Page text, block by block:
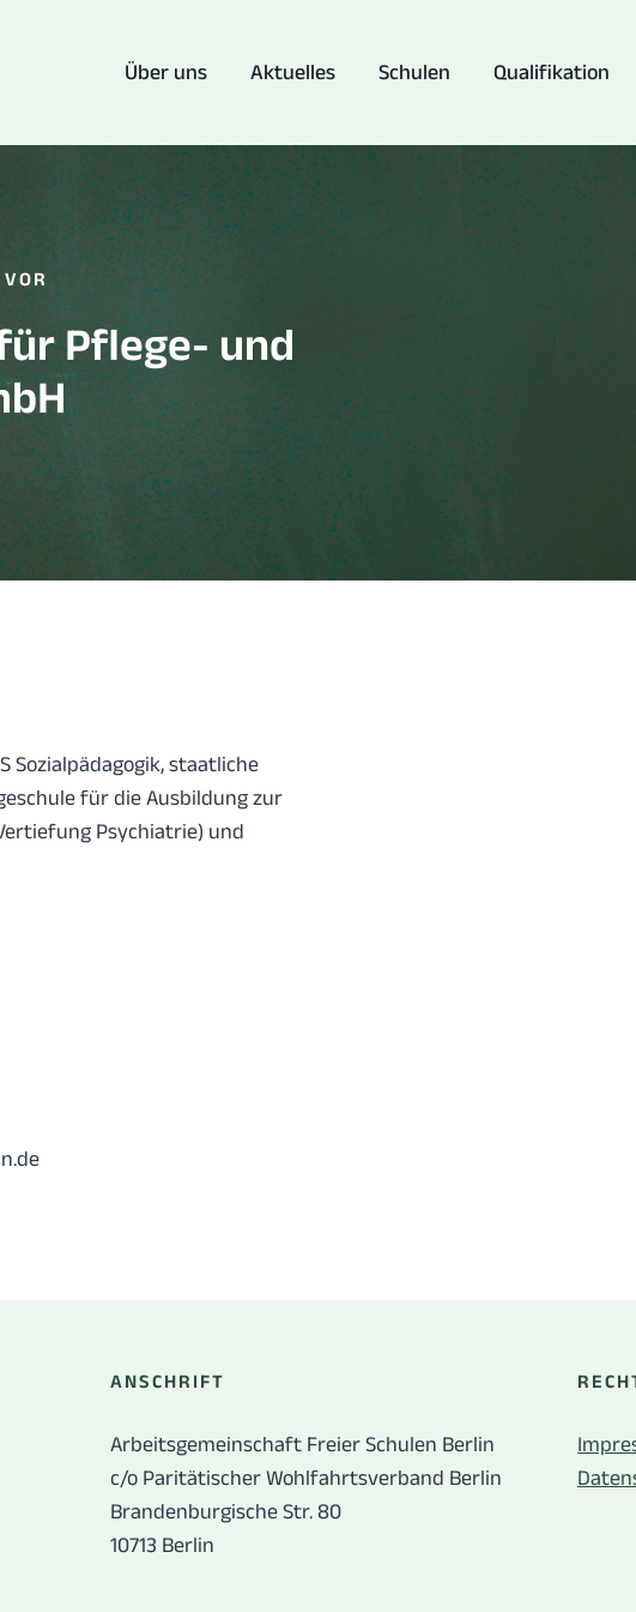
Über uns Aktuelles Schulen Qualifikation
Pflege- und
Sozialpädagogik, staatliche
für die Ausbildung zur
Psychiatrie) und
ANSCHRIFT
Arbeitsgemeinschaft Freier Schulen Berlin
c/o Paritätischer Wohlfahrtsverband Berlin
Brandenburgische Str. 80
10713 Berlin